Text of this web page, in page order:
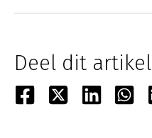
Deel dit artikel